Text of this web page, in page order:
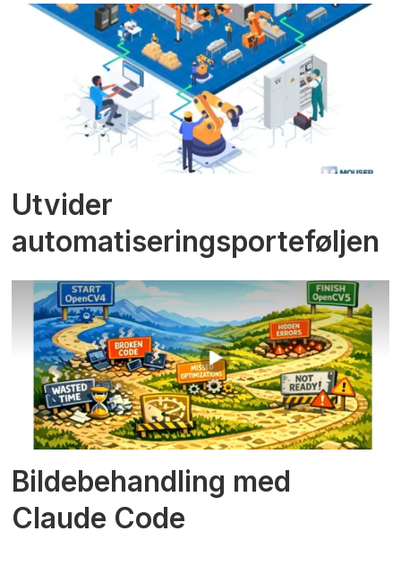
Utvider
automatiseringsporteføljen
Bildebehandling med
Claude Code